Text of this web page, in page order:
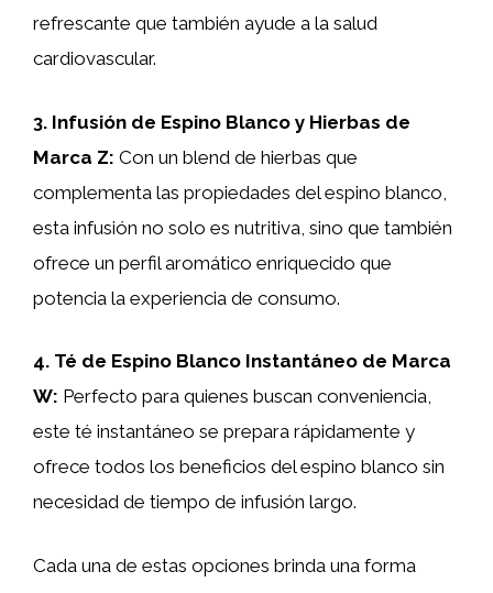
refrescante que también ayude a la salud
cardiovascular.
3. Infusión de Espino Blanco y Hierbas de
Marca Z: Con un blend de hierbas que
complementa las propiedades del espino blanco,
esta infusión no solo es nutritiva, sino que también
ofrece un perfil aromático enriquecido que
potencia la experiencia de consumo.
4. Té de Espino Blanco Instantáneo de Marca
W: Perfecto para quienes buscan conveniencia,
este té instantáneo se prepara rápidamente y
ofrece todos los beneficios del espino blanco sin
necesidad de tiempo de infusión largo.
Cada una de estas opciones brinda una forma